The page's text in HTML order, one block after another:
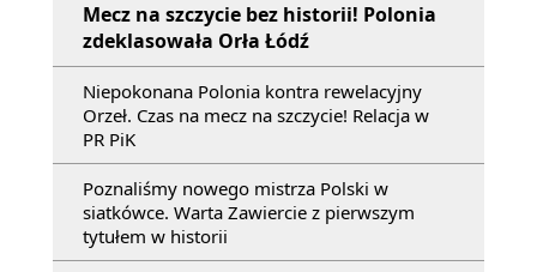
Mecz na szczycie bez historii! Polonia
zdeklasowała Orła Łódź
Niepokonana Polonia kontra rewelacyjny
Orzeł. Czas na mecz na szczycie! Relacja w
PR PiK
Poznaliśmy nowego mistrza Polski w
siatkówce. Warta Zawiercie z pierwszym
tytułem w historii